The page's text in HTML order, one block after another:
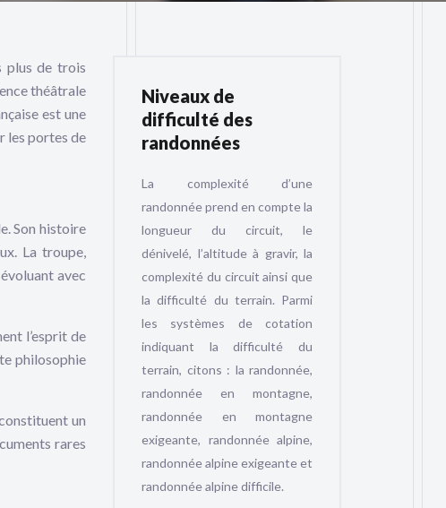
plus de trois
théâtrale
est une
les portes de
Son histoire
La troupe,
avec
l’esprit de
philosophie
un
rares
Niveaux de
difficulté des
randonnées
La complexité d’une
randonnée prend en compte la
longueur du circuit, le
dénivelé, l’altitude à gravir, la
complexité du circuit ainsi que
la difficulté du terrain. Parmi
les systèmes de cotation
indiquant la difficulté du
terrain, citons : la randonnée,
randonnée en montagne,
randonnée en montagne
exigeante, randonnée alpine,
randonnée alpine exigeante et
randonnée alpine difficile.